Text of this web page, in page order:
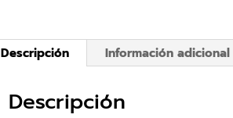
Descripción Información adicional
Descripción